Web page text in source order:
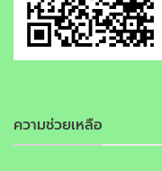
ความช่วยเหลือ